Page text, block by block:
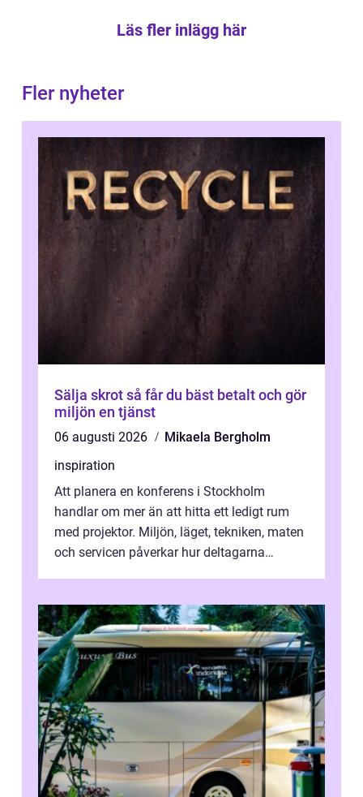
Läs fler inlägg här
Fler nyheter
Sälja skrot så får du bäst betalt och gör
miljön en tjänst
06 augusti 2026
Mikaela Bergholm
inspiration
Att planera en konferens i Stockholm
handlar om mer än att hitta ett ledigt rum
med projektor. Miljön, läget, tekniken, maten
och servicen påverkar hur deltagarna